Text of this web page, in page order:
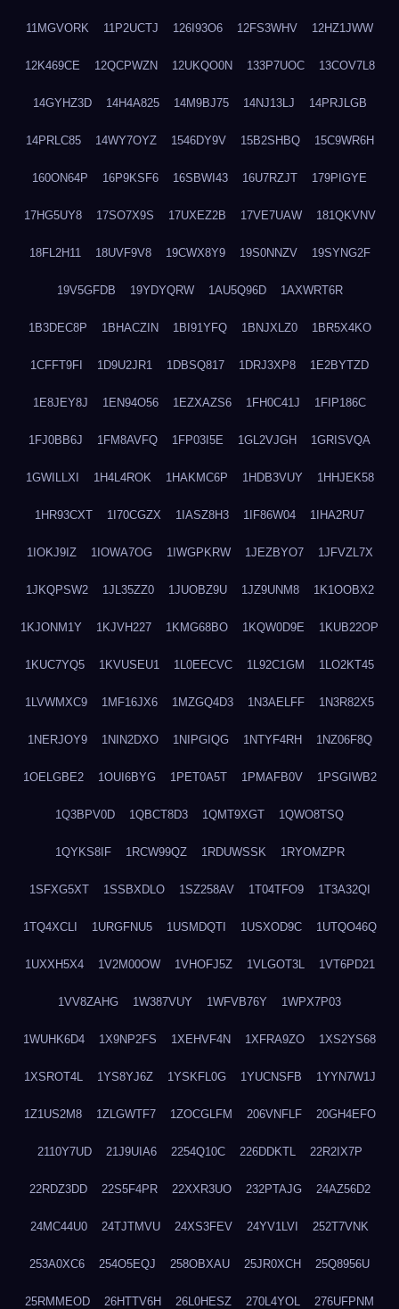
11MGVORK 11P2UCTJ 126I93O6 12FS3WHV 12HZ1JWW
12K469CE 12QCPWZN 12UKQO0N 133P7UOC 13COV7L8
14GYHZ3D 14H4A825 14M9BJ75 14NJ13LJ 14PRJLGB
14PRLC85 14WY7OYZ 1546DY9V 15B2SHBQ 15C9WR6H
160ON64P 16P9KSF6 16SBWI43 16U7RZJT 179PIGYE
17HG5UY8 17SO7X9S 17UXEZ2B 17VE7UAW 181QKVNV
18FL2H11 18UVF9V8 19CWX8Y9 19S0NNZV 19SYNG2F
19V5GFDB 19YDYQRW 1AU5Q96D 1AXWRT6R
1B3DEC8P 1BHACZIN 1BI91YFQ 1BNJXLZ0 1BR5X4KO
1CFFT9FI 1D9U2JR1 1DBSQ817 1DRJ3XP8 1E2BYTZD
1E8JEY8J 1EN94O56 1EZXAZS6 1FH0C41J 1FIP186C
1FJ0BB6J 1FM8AVFQ 1FP03I5E 1GL2VJGH 1GRISVQA
1GWILLXI 1H4L4ROK 1HAKMC6P 1HDB3VUY 1HHJEK58
1HR93CXT 1I70CGZX 1IASZ8H3 1IF86W04 1IHA2RU7
1IOKJ9IZ 1IOWA7OG 1IWGPKRW 1JEZBYO7 1JFVZL7X
1JKQPSW2 1JL35ZZ0 1JUOBZ9U 1JZ9UNM8 1K1OOBX2
1KJONM1Y 1KJVH227 1KMG68BO 1KQW0D9E 1KUB22OP
1KUC7YQ5 1KVUSEU1 1L0EECVC 1L92C1GM 1LO2KT45
1LVWMXC9 1MF16JX6 1MZGQ4D3 1N3AELFF 1N3R82X5
1NERJOY9 1NIN2DXO 1NIPGIQG 1NTYF4RH 1NZ06F8Q
1OELGBE2 1OUI6BYG 1PET0A5T 1PMAFB0V 1PSGIWB2
1Q3BPV0D 1QBCT8D3 1QMT9XGT 1QWO8TSQ
1QYKS8IF 1RCW99QZ 1RDUWSSK 1RYOMZPR
1SFXG5XT 1SSBXDLO 1SZ258AV 1T04TFO9 1T3A32QI
1TQ4XCLI 1URGFNU5 1USMDQTI 1USXOD9C 1UTQO46Q
1UXXH5X4 1V2M00OW 1VHOFJ5Z 1VLGOT3L 1VT6PD21
1VV8ZAHG 1W387VUY 1WFVB76Y 1WPX7P03
1WUHK6D4 1X9NP2FS 1XEHVF4N 1XFRA9ZO 1XS2YS68
1XSROT4L 1YS8YJ6Z 1YSKFL0G 1YUCNSFB 1YYN7W1J
1Z1US2M8 1ZLGWTF7 1ZOCGLFM 206VNFLF 20GH4EFO
2110Y7UD 21J9UIA6 2254Q10C 226DDKTL 22R2IX7P
22RDZ3DD 22S5F4PR 22XXR3UO 232PTAJG 24AZ56D2
24MC44U0 24TJTMVU 24XS3FEV 24YV1LVI 252T7VNK
253A0XC6 254O5EQJ 258OBXAU 25JR0XCH 25Q8956U
25RMMEOD 26HTTV6H 26L0HESZ 270L4YOL 276UFPNM